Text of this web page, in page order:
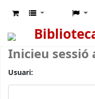
Inicieu sessió
Usuari: